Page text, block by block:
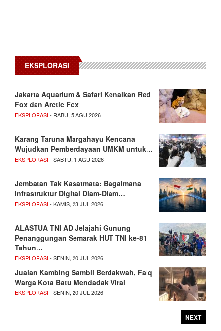
EKSPLORASI
Jakarta Aquarium & Safari Kenalkan Red
Fox dan Arctic Fox
EKSPLORASI- RABU, 5 AGU 2026
Karang Taruna Margahayu Kencana
Wujudkan Pemberdayaan UMKM untuk…
EKSPLORASI- SABTU, 1 AGU 2026
Jembatan Tak Kasatmata: Bagaimana
Infrastruktur Digital Diam-Diam…
EKSPLORASI- KAMIS, 23 JUL 2026
ALASTUA TNI AD Jelajahi Gunung
Penanggungan Semarak HUT TNI ke-81
Tahun…
EKSPLORASI- SENIN, 20 JUL 2026
Jualan Kambing Sambil Berdakwah, Faiq
Warga Kota Batu Mendadak Viral
EKSPLORASI- SENIN, 20 JUL 2026
NEXT